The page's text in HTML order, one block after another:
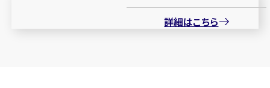
詳細はこちら